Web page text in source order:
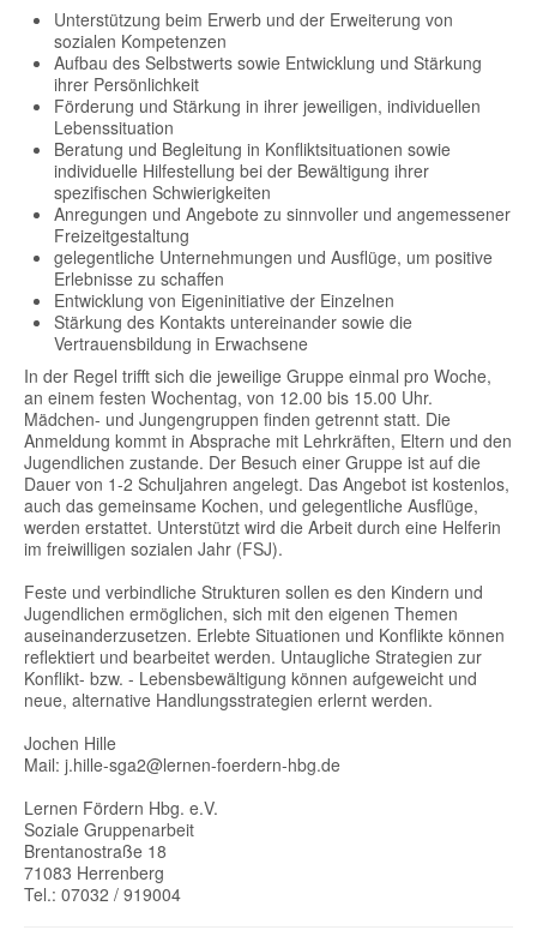
Unterstützung beim Erwerb und der Erweiterung von
sozialen Kompetenzen
Aufbau des Selbstwerts sowie Entwicklung und Stärkung
ihrer Persönlichkeit
Förderung und Stärkung in ihrer jeweiligen, individuellen
Lebenssituation
Beratung und Begleitung in Konfliktsituationen sowie
individuelle Hilfestellung bei der Bewältigung ihrer
spezifischen Schwierigkeiten
Anregungen und Angebote zu sinnvoller und angemessener
Freizeitgestaltung
gelegentliche Unternehmungen und Ausflüge, um positive
Erlebnisse zu schaffen
Entwicklung von Eigeninitiative der Einzelnen
Stärkung des Kontakts untereinander sowie die
Vertrauensbildung in Erwachsene
In der Regel trifft sich die jeweilige Gruppe einmal pro Woche,
an einem festen Wochentag, von 12.00 bis 15.00 Uhr.
Mädchen- und Jungengruppen finden getrennt statt. Die
Anmeldung kommt in Absprache mit Lehrkräften, Eltern und den
Jugendlichen zustande. Der Besuch einer Gruppe ist auf die
Dauer von 1-2 Schuljahren angelegt. Das Angebot ist kostenlos,
auch das gemeinsame Kochen, und gelegentliche Ausflüge,
werden erstattet. Unterstützt wird die Arbeit durch eine Helferin
im freiwilligen sozialen Jahr (FSJ).
Feste und verbindliche Strukturen sollen es den Kindern und
Jugendlichen ermöglichen, sich mit den eigenen Themen
auseinanderzusetzen. Erlebte Situationen und Konflikte können
reflektiert und bearbeitet werden. Untaugliche Strategien zur
Konflikt- bzw. - Lebensbewältigung können aufgeweicht und
neue, alternative Handlungsstrategien erlernt werden.
Jochen Hille
Mail: j.hille-sga2@lernen-foerdern-hbg.de
Lernen Fördern Hbg. e.V.
Soziale Gruppenarbeit
Brentanostraße 18
71083 Herrenberg
Tel.: 07032 / 919004